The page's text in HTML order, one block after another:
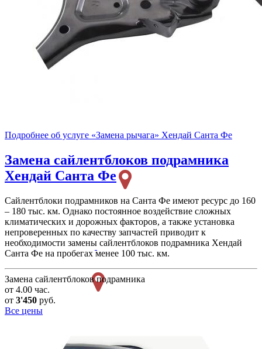
Подробнее об услуге «Замена рычага» Хендай Санта Фе
Замена сайлентблоков подрамника
Хендай Санта Фе
Сайлентблоки подрамников на Санта Фе имеют ресурс до 160
– 180 тыс. км. Однако постоянное воздействие сложных
климатических и дорожных факторов, а также установка
непроверенных по качеству запчастей приводит к
необходимости замены сайлентблоков подрамника Хендай
Санта Фе на пробегах менее 100 тыс. км.
Замена сайлентблоков подрамника
от 4.00 час.
от 3'450 руб.
Все цены